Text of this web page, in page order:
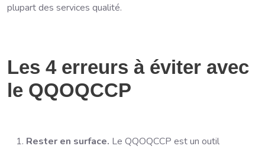
plupart des services qualité.
Les 4 erreurs à éviter avec
le QQOQCCP
Rester en surface. Le QQOQCCP est un outil